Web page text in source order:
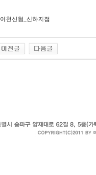
이천신협_신하지점